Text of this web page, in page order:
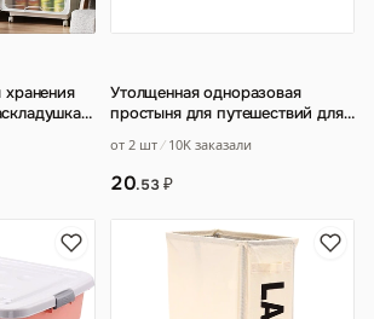
Утолщенная одноразовая
простыня для путешествий для
одноразов …
от 2 шт 10K заказали
20.53₽